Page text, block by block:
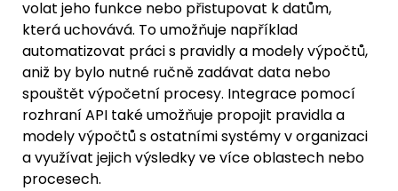
volat jeho funkce nebo přistupovat k datům,
která uchovává. To umožňuje například
automatizovat práci s pravidly a modely výpočtů,
aniž by bylo nutné ručně zadávat data nebo
spouštět výpočetní procesy. Integrace pomocí
rozhraní API také umožňuje propojit pravidla a
modely výpočtů s ostatními systémy v organizaci
a využívat jejich výsledky ve více oblastech nebo
procesech.